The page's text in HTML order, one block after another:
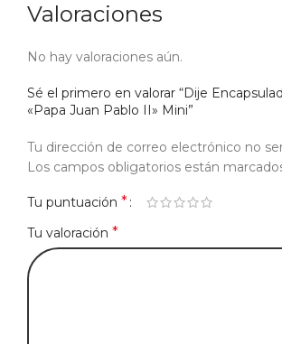
Valoraciones
No hay valoraciones aún.
Sé el primero en valorar “Dije
«Papa Juan Pablo II» Mini”
Tu dirección de correo electrónico no
Los campos obligatorios están
Tu puntuación *
Tu valoración *